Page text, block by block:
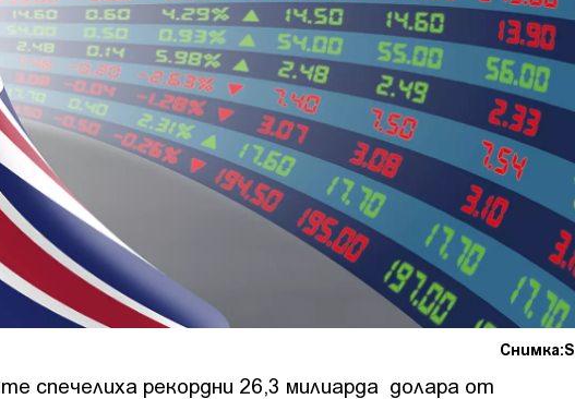
спечелиха рекордни 26,3 милиарда долара от